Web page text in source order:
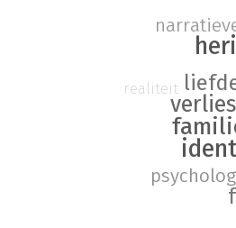
verlies
realiteit